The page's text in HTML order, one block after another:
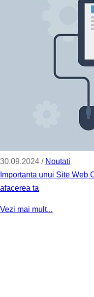
30.09.2024 / Noutati
Importanta unui Site Web
afacerea ta
Vezi mai mult...